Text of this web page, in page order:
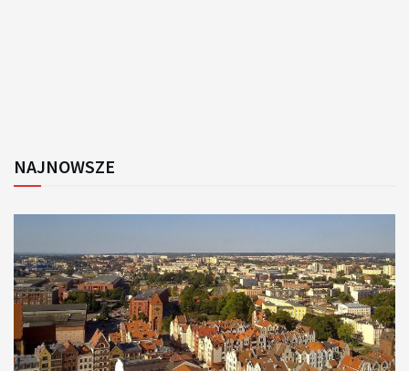
NAJNOWSZE